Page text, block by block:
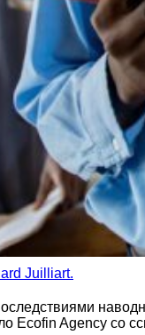
Juilliart.
Ecofin Agency со